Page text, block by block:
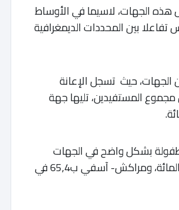
هذه الجهات، لاسيما في الأوساط
بين المحددات الديمغرافية
الجهات، حيث تسجل الإعانة
ماسة بنسبة 42,5 في المائة من مجموع المستفيدين، تليها جهة
بشكل واضح في الجهات
الأكثر تمدنا وكثافة سكانية، لا سيما الدار البيضاء -سطات ب68,9 في المائة، ومراكش- آسفي ب65,4 في